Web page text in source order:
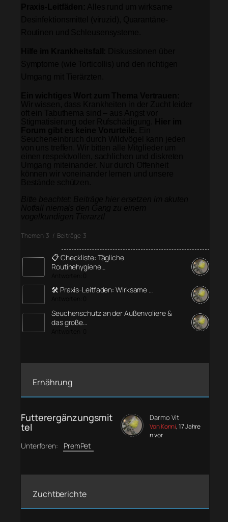
Themen: 3 / Beiträge: 3
📋 Checkliste: Tägliche
Routinehygiene…
🛠️ Praxis-Leitfaden: Wirksame …
Seuchenschutz an der Außenvoliere &
das große…
Ernährung
Futterergänzungsmit
tel
Unterforen: PremPet
Darmo Vit
Von Konni, 17 Jahre
n vor
Zuchtberichte